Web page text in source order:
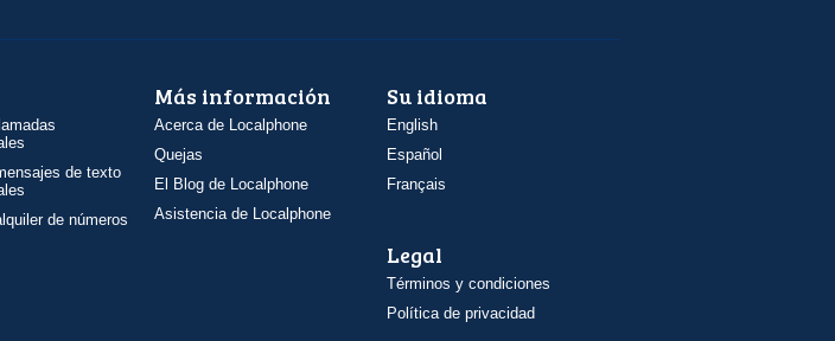
de texto
de números
Más información
Acerca de Localphone
Quejas
El Blog de Localphone
Asistencia de Localphone
Su idioma
English
Español
Français
Legal
Términos y condiciones
Política de privacidad